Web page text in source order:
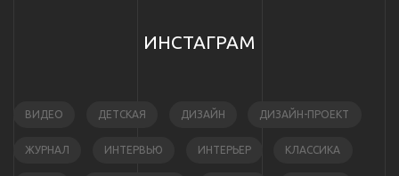
ИНСТАГРАМ
ВИДЕО ДЕТСКАЯ ДИЗАЙН ДИЗАЙН-ПРОЕКТ
ЖУРНАЛ ИНТЕРВЬЮ ИНТЕРЬЕР КЛАССИКА